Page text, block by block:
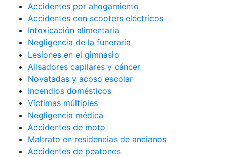
Accidentes por ahogamiento
Accidentes con scooters eléctricos
Intoxicación alimentaria
Negligencia de la funeraria
Lesiones en el gimnasio
Alisadores capilares y cáncer
Novatadas y acoso escolar
Incendios domésticos
Víctimas múltiples
Negligencia médica
Accidentes de moto
Maltrato en residencias de ancianos
Accidentes de peatones